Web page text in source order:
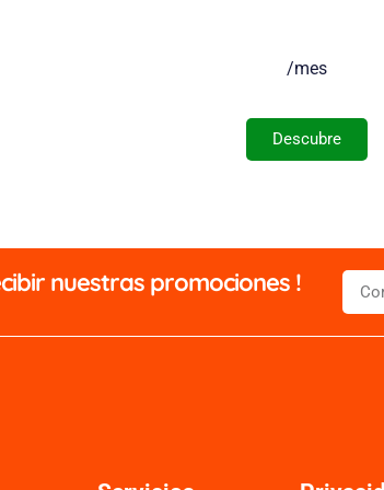
/mes
Descubre
nuestras promociones !